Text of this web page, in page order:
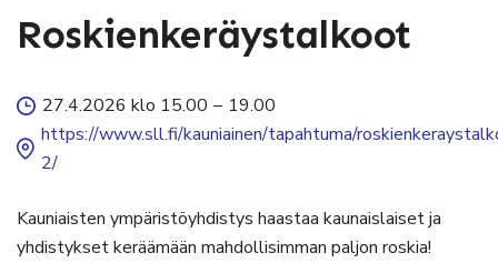
Roskienkeräystalkoot
27.4.2026 klo 15.00 – 19.00
https://www.sll.fi/kauniainen/tapahtuma/
2/
Kauniaisten ympäristöyhdistys haastaa kaunaislaiset ja
yhdistykset keräämään mahdollisimman paljon roskia!